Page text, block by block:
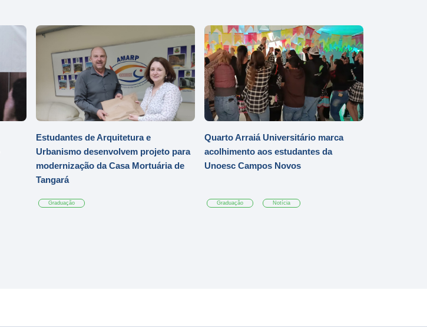
Estudantes de Arquitetura e
Urbanismo desenvolvem projeto para
modernização da Casa Mortuária de
Tangará
Graduação
Quarto Arraiá Universitário marca
acolhimento aos estudantes da
Unoesc Campos Novos
Graduação Notícia